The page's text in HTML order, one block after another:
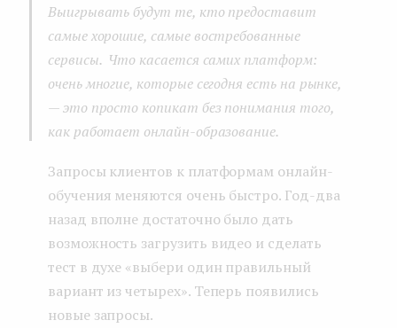
Выигрывать будут те, кто предоставит
самые хорошие, самые востребованные
сервисы. Что касается самих платформ:
очень многие, которые сегодня есть на рынке,
— это просто копикат без понимания того,
как работает онлайн-образование.
Запросы клиентов к платформам онлайн-
обучения меняются очень быстро. Год-два
назад вполне достаточно было дать
возможность загрузить видео и сделать
тест в духе «выбери один правильный
вариант из четырех». Теперь появились
новые запросы.